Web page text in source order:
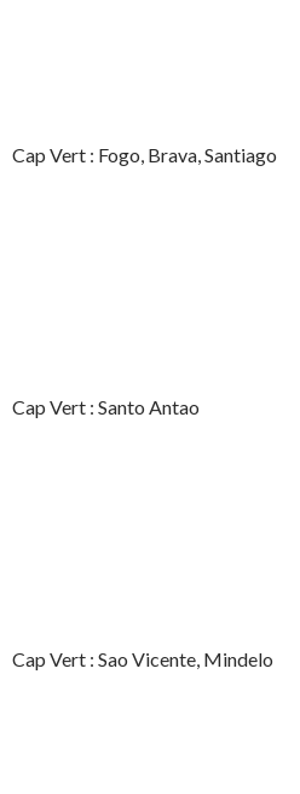
Cap Vert : Fogo, Brava, Santiago
Cap Vert : Santo Antao
Cap Vert : Sao Vicente, Mindelo